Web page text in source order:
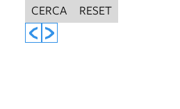
CERCA RESET